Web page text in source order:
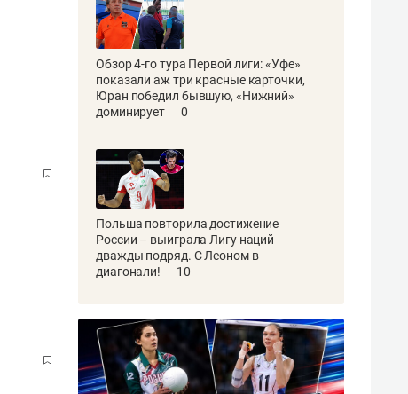
Обзор 4-го тура Первой лиги: «Уфе»
показали аж три красные карточки,
Юран победил бывшую, «Нижний»
доминирует
0
Польша повторила достижение
России – выиграла Лигу наций
дважды подряд. С Леоном в
диагонали!
10